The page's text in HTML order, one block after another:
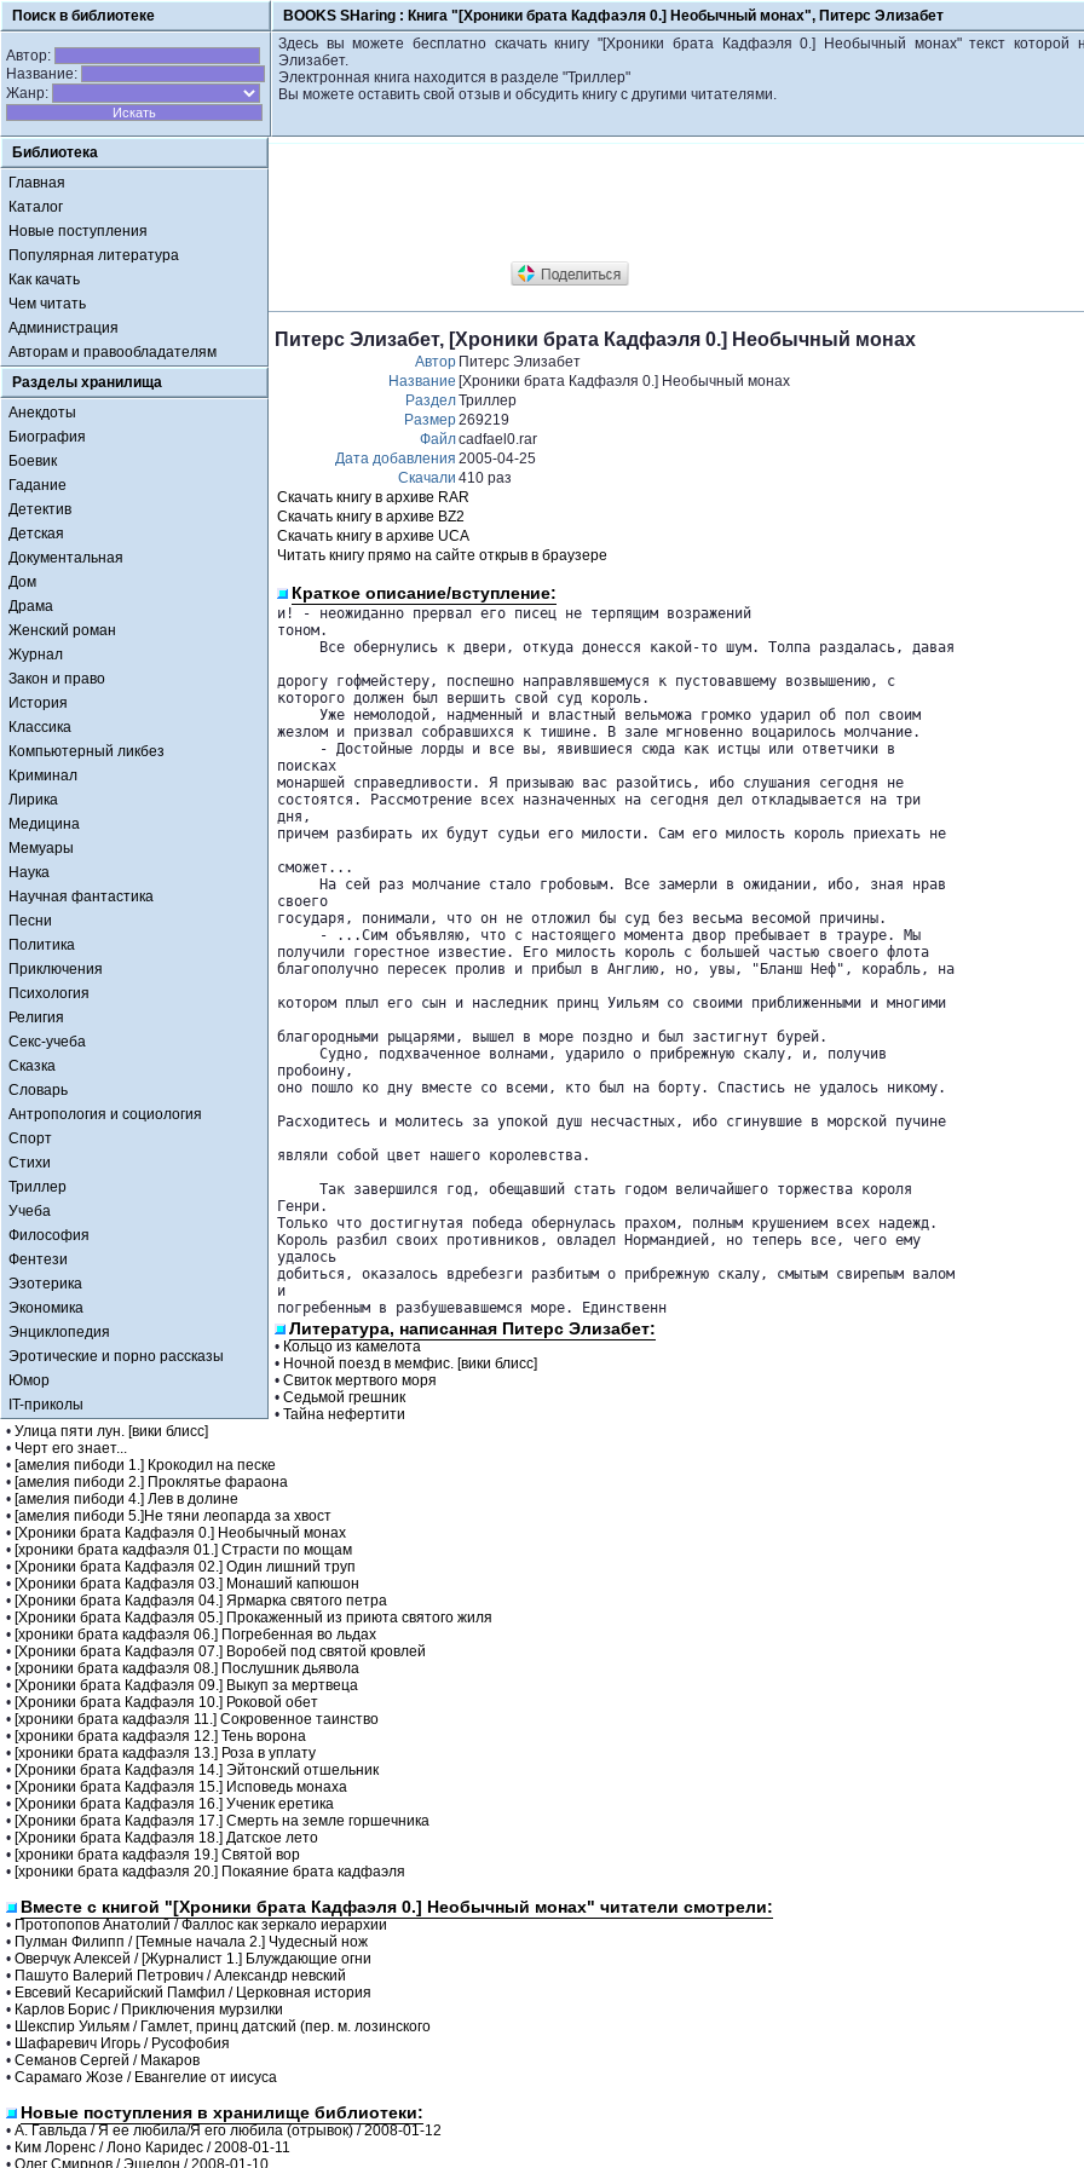
Поиск в библиотеке BOOKS SHaring : Книга "[Хроники брата Кадфаэля 0.] Необычный монах", Питерс Элизабет
Автор:
Название:
Жанр:
Здесь вы можете бесплатно скачать книгу "[Хроники брата Кадфаэля 0.] Необычный монах" текст которой
Элизабет.
Электронная книга находится в разделе "Триллер"
Вы можете оставить свой отзыв и обсудить книгу с другими читателями.
Библиотека
Главная
Каталог
Новые поступления
Популярная литература
Как качать
Чем читать
Администрация
Авторам и правообладателям
Разделы хранилища
Анекдоты
Биография
Боевик
Гадание
Детектив
Детская
Документальная
Дом
Драма
Женский роман
Журнал
Закон и право
История
Классика
Компьютерный ликбез
Криминал
Лирика
Медицина
Мемуары
Наука
Научная фантастика
Песни
Политика
Приключения
Психология
Религия
Секс-учеба
Сказка
Словарь
Антропология и социология
Спорт
Стихи
Триллер
Учеба
Философия
Фентези
Эзотерика
Экономика
Энциклопедия
Эротические и порно рассказы
Юмор
IT-приколы
Питерс Элизабет, [Хроники брата Кадфаэля 0.] Необычный монах
Автор Питерс Элизабет
Название [Хроники брата Кадфаэля 0.] Необычный монах
РазделТриллер
Размер269219
Файлcadfael0.rar
Дата добавления 2005-04-25
Скачали 410 раз
Скачать книгу в архиве RAR
Скачать книгу в архиве BZ2
Скачать книгу в архиве UCA
Читать книгу прямо на сайте открыв в браузере
Краткое описание/вступление:
и! - неожиданно прервал его писец не терпящим возражений
тоном.
     Все обернулись к двери, откуда донесся какой-то шум. Толпа раздалась, давая
дорогу гофмейстеру, поспешно направлявшемуся к пустовавшему возвышению, с
которого должен был вершить свой суд король.
     Уже немолодой, надменный и властный вельможа громко ударил об пол своим
жезлом и призвал собравшихся к тишине. В зале мгновенно воцарилось молчание.
     - Достойные лорды и все вы, явившиеся сюда как истцы или ответчики в
поисках
монаршей справедливости. Я призываю вас разойтись, ибо слушания сегодня не
состоятся. Рассмотрение всех назначенных на сегодня дел откладывается на три
дня,
причем разбирать их будут судьи его милости. Сам его милость король приехать не
сможет...
     На сей раз молчание стало гробовым. Все замерли в ожидании, ибо, зная нрав
своего
государя, понимали, что он не отложил бы суд без весьма весомой причины.
     - ...Сим объявляю, что с настоящего момента двор пребывает в трауре. Мы
получили горестное известие. Его милость король с большей частью своего флота
благополучно пересек пролив и прибыл в Англию, но, увы, "Бланш Неф", корабль, на
котором плыл его сын и наследник принц Уильям со своими приближенными и многими
благородными рыцарями, вышел в море поздно и был застигнут бурей.
     Судно, подхваченное волнами, ударило о прибрежную скалу, и, получив
пробоину,
оно пошло ко дну вместе со всеми, кто был на борту. Спастись не удалось никому.
Расходитесь и молитесь за упокой душ несчастных, ибо сгинувшие в морской пучине
являли собой цвет нашего королевства.
     Так завершился год, обещавший стать годом величайшего торжества короля
Генри.
Только что достигнутая победа обернулась прахом, полным крушением всех надежд.
Король разбил своих противников, овладел Нормандией, но теперь все, чего ему
удалось
добиться, оказалось вдребезги разбитым о прибрежную скалу, смытым свирепым валом
и
погребенным в разбушевавшемся море. Единственн
Литература, написанная Питерс Элизабет:
• Кольцо из камелота
• Ночной поезд в мемфис. [вики блисс]
• Свиток мертвого моря
• Седьмой грешник
• Тайна нефертити
• Улица пяти лун. [вики блисс]
• Черт его знает...
• [амелия пибоди 1.] Крокодил на песке
• [амелия пибоди 2.] Проклятье фараона
• [амелия пибоди 4.] Лев в долине
• [амелия пибоди 5.]Не тяни леопарда за хвост
• [Хроники брата Кадфаэля 0.] Необычный монах
• [хроники брата кадфаэля 01.] Страсти по мощам
• [Хроники брата Кадфаэля 02.] Один лишний труп
• [Хроники брата Кадфаэля 03.] Монаший капюшон
• [Хроники брата Кадфаэля 04.] Ярмарка святого петра
• [Хроники брата Кадфаэля 05.] Прокаженный из приюта святого жиля
• [хроники брата кадфаэля 06.] Погребенная во льдах
• [Хроники брата Кадфаэля 07.] Воробей под святой кровлей
• [хроники брата кадфаэля 08.] Послушник дьявола
• [Хроники брата Кадфаэля 09.] Выкуп за мертвеца
• [Хроники брата Кадфаэля 10.] Роковой обет
• [хроники брата кадфаэля 11.] Сокровенное таинство
• [хроники брата кадфаэля 12.] Тень ворона
• [хроники брата кадфаэля 13.] Роза в уплату
• [Хроники брата Кадфаэля 14.] Эйтонский отшельник
• [Хроники брата Кадфаэля 15.] Исповедь монаха
• [Хроники брата Кадфаэля 16.] Ученик еретика
• [Хроники брата Кадфаэля 17.] Смерть на земле горшечника
• [Хроники брата Кадфаэля 18.] Датское лето
• [хроники брата кадфаэля 19.] Святой вор
• [хроники брата кадфаэля 20.] Покаяние брата кадфаэля
Вместе с книгой "[Хроники брата Кадфаэля 0.] Необычный монах" читатели смотрели:
• Протопопов Анатолий / Фаллос как зеркало иерархии
• Пулман Филипп / [Темные начала 2.] Чудесный нож
• Оверчук Алексей / [Журналист 1.] Блуждающие огни
• Пашуто Валерий Петрович / Александр невский
• Евсевий Кесарийский Памфил / Церковная история
• Карлов Борис / Приключения мурзилки
• Шекспир Уильям / Гамлет, принц датский (пер. м. лозинского
• Шафаревич Игорь / Русофобия
• Семанов Сергей / Макаров
• Сарамаго Жозе / Евангелие от иисуса
Новые поступления в хранилище библиотеки:
• А. Гавльда / Я ее любила/Я его любила (отрывок) / 2008-01-12
• Ким Лоренс / Лоно Каридес / 2008-01-11
• Олег Смирнов / Эшелон / 2008-01-10